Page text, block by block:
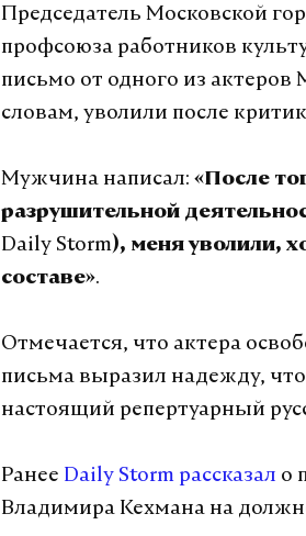
Председатель Московской
профсоюза работников
письмо от одного из актеров
словам, уволили после
Мужчина написал: «После
разрушительной
Daily Storm), меня уволили,
составе».
Отмечается, что актера
письма выразил надежду,
настоящий репертуарный
Ранее Daily Storm рассказал о
Владимира Кехмана на